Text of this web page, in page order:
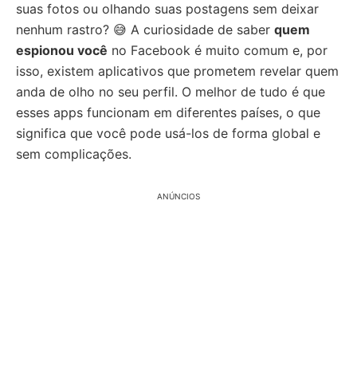
suas fotos ou olhando suas postagens sem deixar
nenhum rastro? 😅 A curiosidade de saber quem
espionou você no Facebook é muito comum e, por
isso, existem aplicativos que prometem revelar quem
anda de olho no seu perfil. O melhor de tudo é que
esses apps funcionam em diferentes países, o que
significa que você pode usá-los de forma global e
sem complicações.
ANÚNCIOS